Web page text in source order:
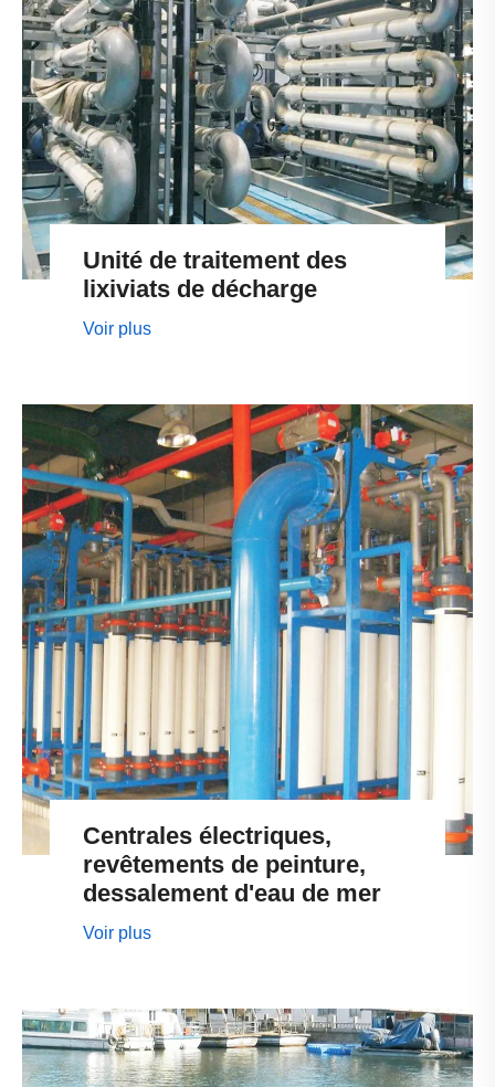
Unité de traitement des
lixiviats de décharge
Voir plus
Centrales électriques,
revêtements de peinture,
dessalement d'eau de mer
Voir plus